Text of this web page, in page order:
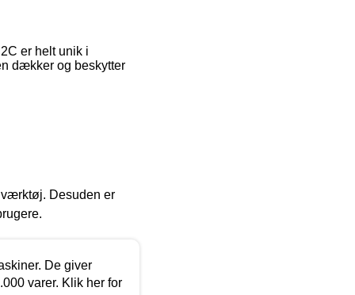
er helt unik i
dækker og beskytter
værktøj. Desuden er
De giver
varer. Klik her for